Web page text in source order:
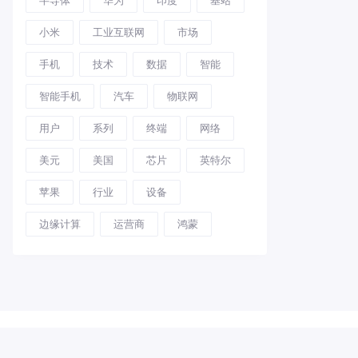
小米 工业互联网 市场
手机 技术 数据 智能
智能手机 汽车 物联网
用户 系列 终端 网络
美元 美国 芯片 英特尔
苹果 行业 设备
边缘计算 运营商 鸿蒙